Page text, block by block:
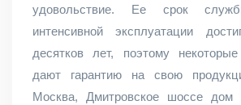
удовольствие. Ее срок
интенсивной эксплуатации
десятков лет, поэтому некоторые
дают гарантию на свою
Москва, Дмитровское шоссе